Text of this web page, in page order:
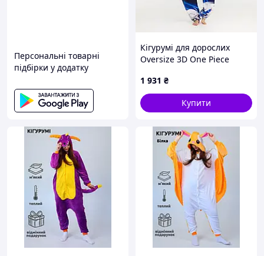
Персональні товарні
підбірки у додатку
Кігурумі для дорослих
Oversize 3D One Piece
1 931 ₴
Купити